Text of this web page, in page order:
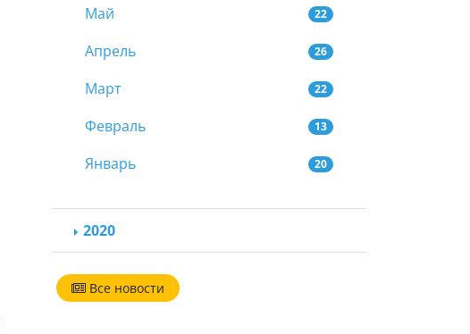
Май 22
Апрель 26
Март 22
Февраль 13
Январь 20
2020
Все новости